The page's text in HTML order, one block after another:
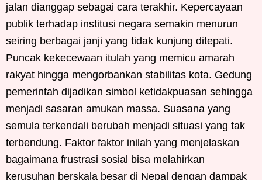
jalan dianggap sebagai cara terakhir. Kepercayaan
publik terhadap institusi negara semakin menurun
seiring berbagai janji yang tidak kunjung ditepati.
Puncak kekecewaan itulah yang memicu amarah
rakyat hingga mengorbankan stabilitas kota. Gedung
pemerintah dijadikan simbol ketidakpuasan sehingga
menjadi sasaran amukan massa. Suasana yang
semula terkendali berubah menjadi situasi yang tak
terbendung. Faktor faktor inilah yang menjelaskan
bagaimana frustrasi sosial bisa melahirkan
kerusuhan berskala besar di Nepal dengan dampak